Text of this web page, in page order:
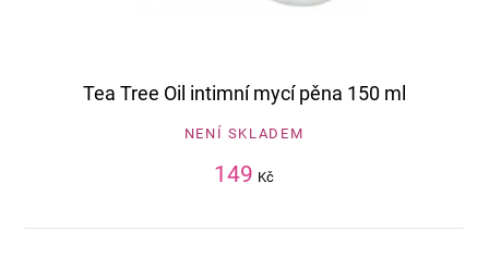
Tea Tree Oil intimní mycí pěna 150 ml
NENÍ SKLADEM
149 Kč